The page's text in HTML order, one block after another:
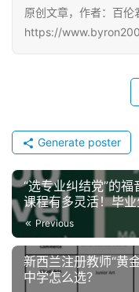
百
伦
原创文章，作者：百伦
https://
Generate poster
“选专业纠结党”的
课程有多灵活！毕
Previous
新西兰注册教师“黄
中学怎么选？